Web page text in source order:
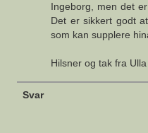
Ingeborg, men det
Det er sikkert godt
som kan supplere
Hilsner og tak fra Ulla
Svar